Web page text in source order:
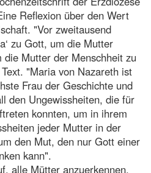
Reflexion über den Wert
"Vor zweitausend
zu Gott, um die Mutter
Mutter der Menschheit zu
"Maria von Nazareth ist
Frau der Geschichte und
den Ungewissheiten, die für
konnten, um in ihrem
jeder Mutter in der
den Mut, den nur Gott einer
kann".
alle Mütter anzuerkennen,